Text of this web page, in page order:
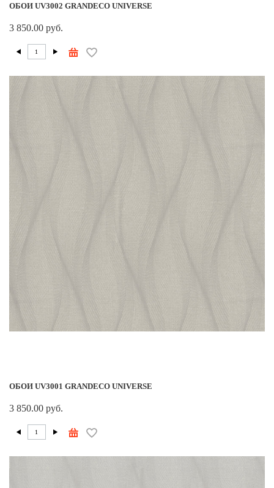
ОБОИ UV3002 GRANDECO UNIVERSE
3 850.00 руб.
ОБОИ UV3001 GRANDECO UNIVERSE
3 850.00 руб.